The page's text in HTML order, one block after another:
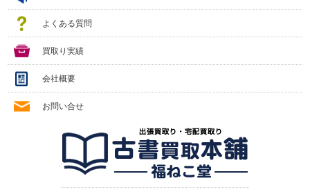
よくある質問
買取り実績
会社概要
お問い合せ